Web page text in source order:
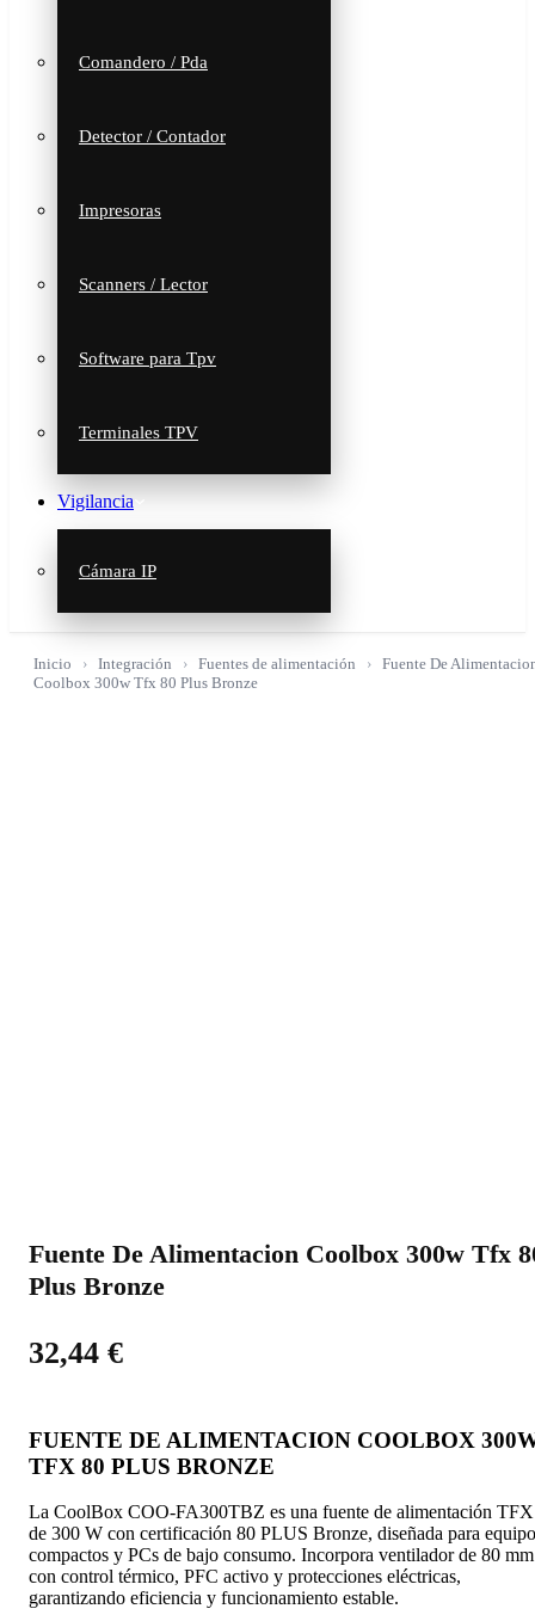
Comandero / Pda
Detector / Contador
Impresoras
Scanners / Lector
Software para Tpv
Terminales TPV
Vigilancia
Cámara IP
Inicio Integración Fuentes de alimentación
Fuente De
Coolbox 300w Tfx 80 Plus Bronze
Fuente De Alimentacion Coolbox 300w Tfx
Plus Bronze
32,44 €
FUENTE DE ALIMENTACION COOLBOX
TFX 80 PLUS BRONZE
La CoolBox COO-FA300TBZ es una fuente de alimentación TFX
de 300 W con certificación 80 PLUS Bronze, diseñada para
compactos y PCs de bajo consumo. Incorpora ventilador de 80 mm
con control térmico, PFC activo y protecciones eléctricas,
garantizando eficiencia y funcionamiento estable.